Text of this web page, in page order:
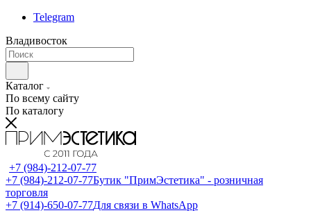
Telegram
Владивосток
Каталог
По всему сайту
По каталогу
+7 (984)-212-07-77
+7 (984)-212-07-77Бутик "ПримЭстетика" - розничная
торговля
+7 (914)-650-07-77Для связи в WhatsApp